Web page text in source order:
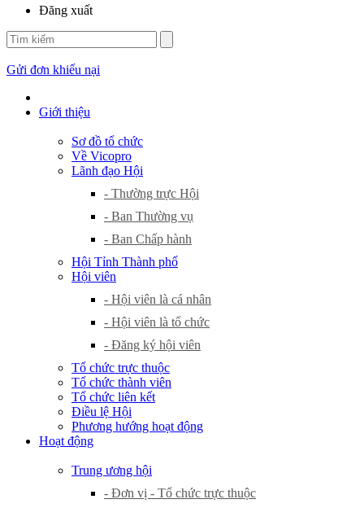
Đăng xuất
Gửi đơn khiếu nại
Giới thiệu
Sơ đồ tổ chức
Về Vicopro
Lãnh đạo Hội
- Thường trực Hội
- Ban Thường vụ
- Ban Chấp hành
Hội Tỉnh Thành phố
Hội viên
- Hội viên là cá nhân
- Hội viên là tổ chức
- Đăng ký hội viên
Tổ chức trực thuộc
Tổ chức thành viên
Tổ chức liên kết
Điều lệ Hội
Phương hướng hoạt động
Hoạt động
Trung ương hội
- Đơn vị - Tổ chức trực thuộc